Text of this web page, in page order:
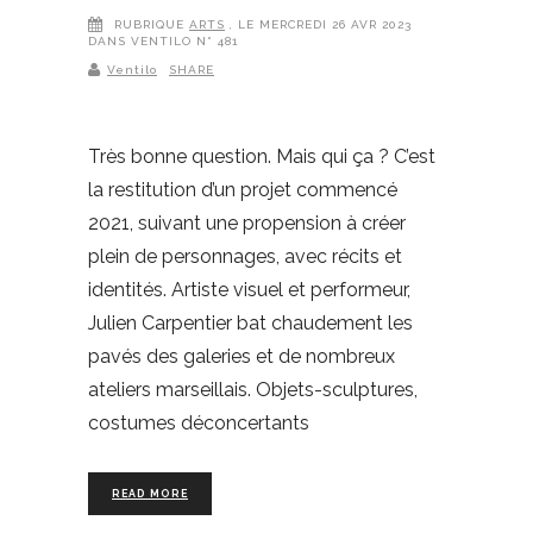
RUBRIQUE ARTS
, LE MERCREDI 26 AVR 2023
DANS VENTILO N° 481
Ventilo SHARE
Très bonne question. Mais qui ça ? C’est
la restitution d’un projet commencé
2021, suivant une propension à créer
plein de personnages, avec récits et
identités. Artiste visuel et performeur,
Julien Carpentier bat chaudement les
pavés des galeries et de nombreux
ateliers marseillais. Objets-sculptures,
costumes déconcertants
READ MORE